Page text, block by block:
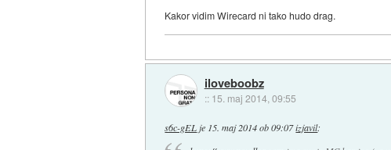
Kakor vidim Wirecard ni tako hudo drag.
iloveboobz
:: 15. maj 2014, 09:55
s6c-gELje 15. maj 2014 ob 09:07izjavil: